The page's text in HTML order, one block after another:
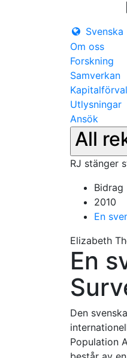
Svenska
Om oss
Forskning
Samverkan
Utlysningar
Ansök
All
RJ stänger
Bidrag
2010
En
Elizabeth
En
Den
Population